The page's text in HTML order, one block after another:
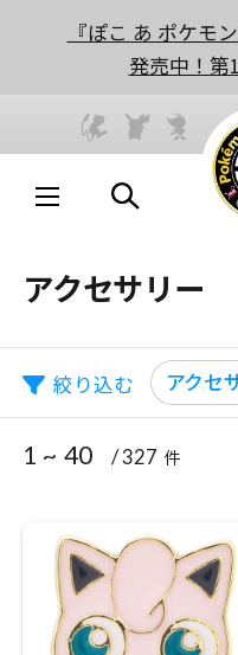
『ぽこ あ ポケモ
発売中！第
アクセサリー
絞り込む アクセ
1 ~ 40 / 327 件